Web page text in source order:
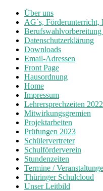
Über uns
AG´s, Förderunterricht,
Datenschutzerklärung
Downloads
Email-Adressen
Front Page
Hausordnung
Home
Impressum
Lehrersprechzeiten
Mitwirkungsgremien
Projektarbeiten
Prüfungen 2023
Schülervertreter
Schulförderverein
Stundenzeiten
Termine /
Thüringer Schulcloud
Unser Leitbild